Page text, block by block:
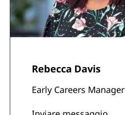
Rebecca Davis
Early Careers Manager